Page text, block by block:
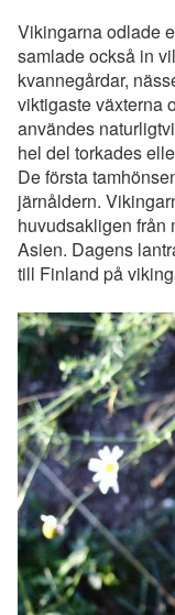
Vikingarna odlade
samlade också in
kvannegårdar,
viktigaste växterna
användes
hel del torkades
De första
järnåldern.
huvudsakligen från
Asien. Dagens
till Finland på